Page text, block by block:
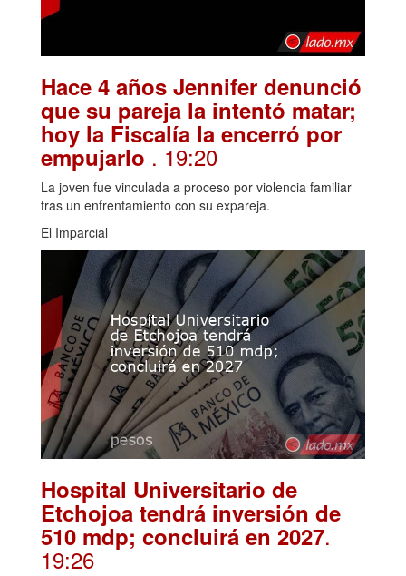
Hace 4 años Jennifer denunció
que su pareja la intentó matar;
hoy la Fiscalía la encerró por
empujarlo . 19:20
La joven fue vinculada a proceso por violencia familiar
tras un enfrentamiento con su expareja.
El Imparcial
Hospital Universitario de
Etchojoa tendrá inversión de
510 mdp; concluirá en 2027.
19:26